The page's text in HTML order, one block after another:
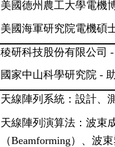
美國德州農工大學電機
美國海軍研究院電機碩
稜研科技股份有限公司
國家中山科學研究院 -
天線陣列系統：設計、
天線陣列演算法：波束
（Beamforming）、波